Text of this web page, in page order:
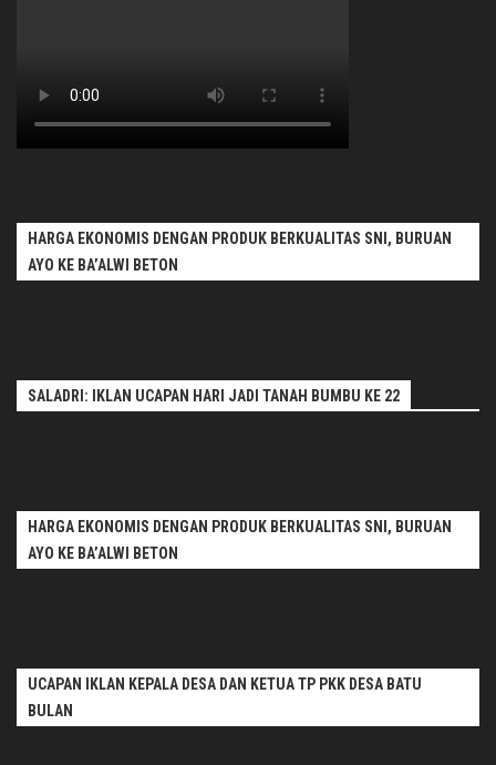
HARGA EKONOMIS DENGAN PRODUK BERKUALITAS SNI, BURUAN
AYO KE BA’ALWI BETON
SALADRI: IKLAN UCAPAN HARI JADI TANAH BUMBU KE 22
HARGA EKONOMIS DENGAN PRODUK BERKUALITAS SNI, BURUAN
AYO KE BA’ALWI BETON
UCAPAN IKLAN KEPALA DESA DAN KETUA TP PKK DESA BATU
BULAN